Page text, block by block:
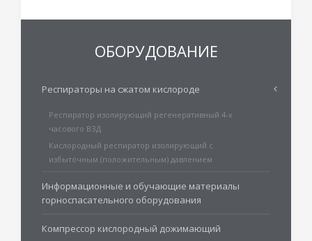
ОБОРУДОВАНИЕ
Респираторы на сжатом кислороде
Респиратор изолирующий регенеративный 4-х
часового ВЗД
Кислородный респиратор изолирующий с
избыточным (положительным) давлением
Информационные и обучающие материалы
горноспасательного оборудования
Компрессор кислородный дожимающий